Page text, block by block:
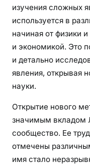
изучения сложных
используется в
начиная от физики
и экономикой. Это
и детально
явления, открывая
науки.
Открытие нового
значимым вкладом
сообщество. Ее
отмечены
имя стало